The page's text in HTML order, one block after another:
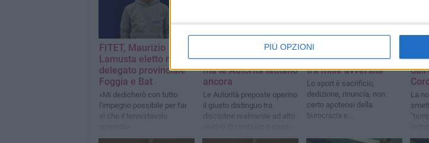
PIÙ OPZIONI
FITET, Maurizio
Lamusta eletto nuovo
delegato provinciale
Foggia e Bat
«Mi dedicherò con tutto
l'impegno possibile per far
sì che il tennistavolo
Tennistavolo, il 25
maggio è alle porte
ma le Autorità latitano
ancora
Le Autorità preposte operino
il giusto distinguo tra
discipline realmente ad alto
decisamente più sicuri
Tennistavolo: il 18
maggio si approssima
tra mille avversità
Lo sport è sacrificio,
dedizione, rinuncia, non
certo apoteosi della
burocrazia e
La